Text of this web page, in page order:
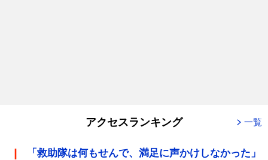
アクセスランキング 一覧
「救助隊は何もせんで、満足に声かけしなかった」